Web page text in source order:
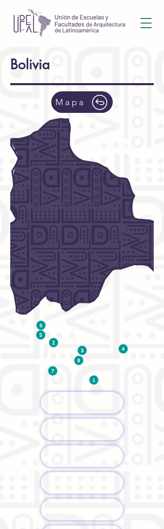
Bolivia
Mapa